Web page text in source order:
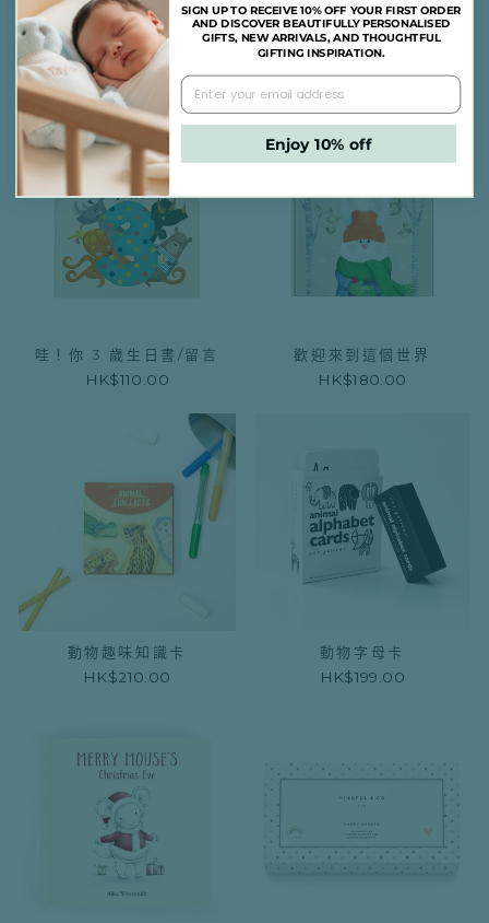
哇！你是 1 歲生日書/留言
HK$110.00
哇！你 2 歲生日書/留言
HK$110.00
哇！你 3 歲生日書/留言
HK$110.00
歡迎來到這個世界
HK$180.00
動物趣味知識卡
HK$210.00
動物字母卡
HK$199.00
SIGN UP TO RECEIVE 10% OFF YOUR FIRST ORDER
AND DISCOVER BEAUTIFULLY PERSONALISED
GIFTS, NEW ARRIVALS, AND THOUGHTFUL
GIFTING INSPIRATION.
Enjoy 10% off